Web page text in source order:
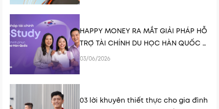
HAPPY MONEY RA MẮT GIẢI PHÁP HỖ
TRỢ TÀI CHÍNH DU HỌC HÀN QUỐC K-
STUDY
03/06/2026
03 lời khuyên thiết thực cho gia đình